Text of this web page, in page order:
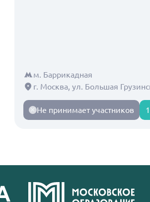
м. Баррикадная
г. Москва, ул. Большая
Не принимает участников